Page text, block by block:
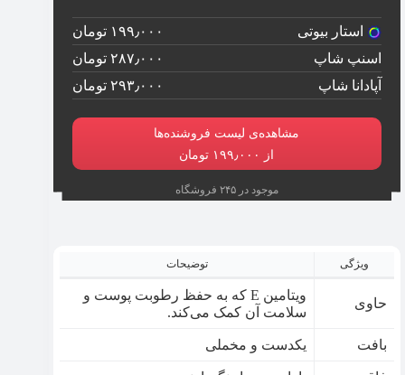
استار بیوتی
۱۹۹٫۰۰۰ تومان
اسنپ شاپ
۲۸۷٫۰۰۰ تومان
آپادانا شاپ
۲۹۳٫۰۰۰ تومان
مشاهده‌ی لیست فروشنده‌ها
از ۱۹۹٫۰۰۰ تومان
موجود در ۲۴۵ فروشگاه
ویژگی توضیحات
حاوی
ویتامین E که به حفظ رطوبت پوست و
سلامت آن کمک می‌کند.
بافت یکدست و مخملی